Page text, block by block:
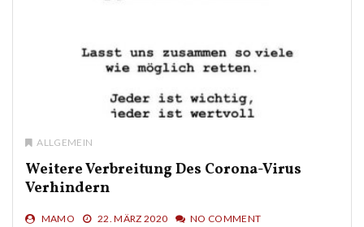
ALLGEMEIN
Weitere Verbreitung Des Corona-Virus
Verhindern
MAMO 22. MÄRZ 2020 NO COMMENT